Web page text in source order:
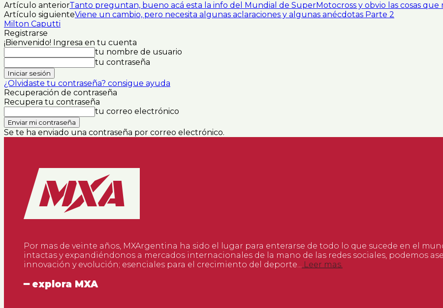
Artículo anteriorTanto preguntan, bueno acá esta la info del Mundial de SuperMotocross y obvio las cosas que
Artículo siguienteViene un cambio, pero necesita algunas aclaraciones y algunas anécdotas Parte 2
Milton Caputti
Registrarse
¡Bienvenido! Ingresa en tu cuenta
tu nombre de usuario
tu contraseña
¿Olvidaste tu contraseña? consigue ayuda
Recuperación de contraseña
Recupera tu contraseña
tu correo electrónico
Se te ha enviado una contraseña por correo electrónico.
Por mas de veinte años, MXArgentina ha sido el lugar para enterarse de todo lo que sucede en el
intactas y expandiéndonos a mercados internacionales de la mano de las redes sociales, podemos
innovación y evolución; esenciales para el crecimiento del deporte... Leer mas.
━ explora MXA